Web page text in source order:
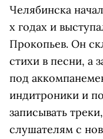
Челябинска
х годах и
Прокопьев. Он
стихи в песни, а
под
индитроники и
записывать
слушателям с